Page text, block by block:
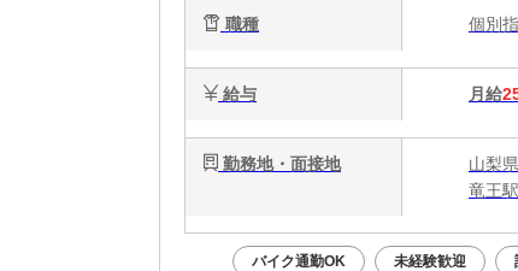
職種 個別
給与 月給
勤務地・面接地
山梨
竜王
バイク通勤OK 未経験歓迎